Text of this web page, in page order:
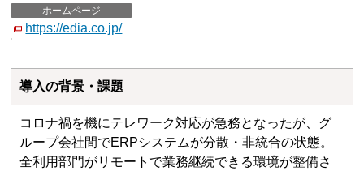
ホームページ
https://edia.co.jp/
導入の背景・課題
コロナ禍を機にテレワーク対応が急務となったが、グ
ループ会社間でERPシステムが分散・非統合の状態。
全利用部門がリモートで業務継続できる環境が整備さ